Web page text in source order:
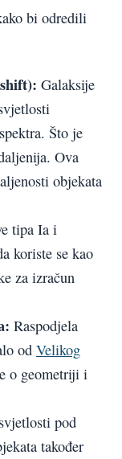
bi odredili
Galaksije
Što je
Ova
objekata
tipa Ia i
koriste se kao
za izračun
Raspodjela
od Velikog
o geometriji i
pod
također